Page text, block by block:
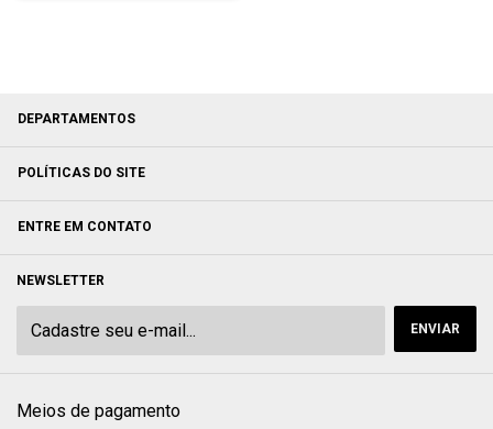
DEPARTAMENTOS
POLÍTICAS DO SITE
ENTRE EM CONTATO
NEWSLETTER
Meios de pagamento